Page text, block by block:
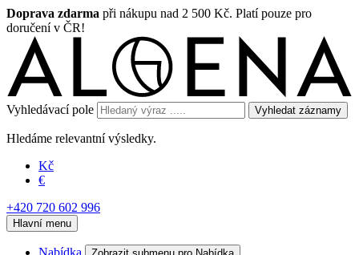
Doprava zdarma při nákupu nad 2 500 Kč. Platí pouze pro
doručení v ČR!
Vyhledávací pole Vyhledat záznamy
Hledáme relevantní výsledky.
Kč
€
+420 720 602 996
Hlavní menu